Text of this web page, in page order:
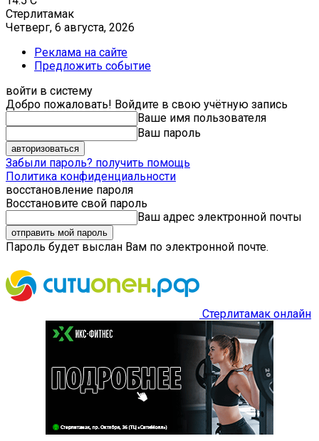
Стерлитамак
Четверг, 6 августа, 2026
Реклама на сайте
Предложить событие
войти в систему
Добро пожаловать! Войдите в свою учётную запись
Ваше имя пользователя
Ваш пароль
Забыли пароль? получить помощь
Политика конфиденциальности
восстановление пароля
Восстановите свой пароль
Ваш адрес электронной почты
Пароль будет выслан Вам по электронной почте.
Стерлитамак онлайн